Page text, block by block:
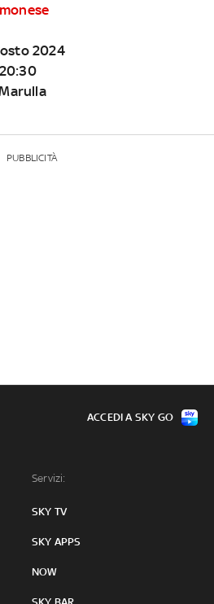
2024
20:30
PUBBLICITÀ
Servizi:
SKY TV
SKY APPS
NOW
ACCEDI A SKY GO